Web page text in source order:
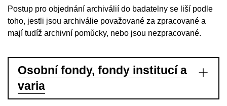
Postup pro objednání archiválií do badatelny se liší podle
toho, jestli jsou archiválie považované za zpracované a
mají tudíž archivní pomůcky, nebo jsou nezpracované.
Osobní fondy, fondy institucí a
varia